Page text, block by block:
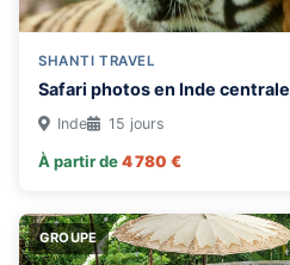
Australie
Botswana
Brésil
Canada
Chili
Congo
SHANTI TRAVEL
Safari photos en Inde centrale
Inde 15 jours
À partir de4 780 €
GROUPE